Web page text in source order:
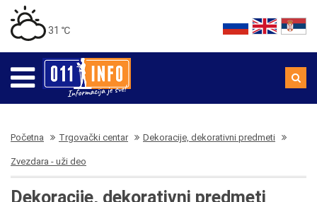
31 ℃
Početna Trgovački centar Dekoracije, dekorativni predmeti
Zvezdara - uži deo
Dekoracije, dekorativni predmeti